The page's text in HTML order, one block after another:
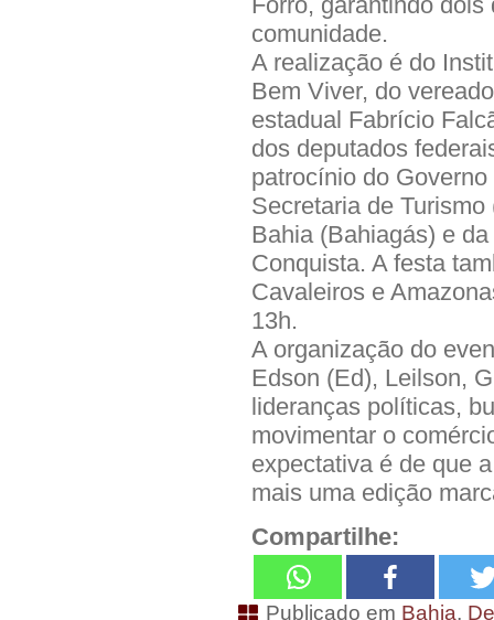
comunidade.
A realização é do
Bem Viver, do
estadual Fabrício
dos deputados
patrocínio do
Secretaria de
Bahia (Bahiagás) e
Conquista. A festa
Cavaleiros e
13h.
A organização do
Edson (Ed), Leilson,
lideranças políticas,
movimentar o
expectativa é de que
mais uma edição
Compartilhe:
Publicado em Bahia,